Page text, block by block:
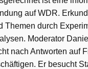
auf WDR.
Themen durch
Moderator
nach Antworten auf
Er besucht